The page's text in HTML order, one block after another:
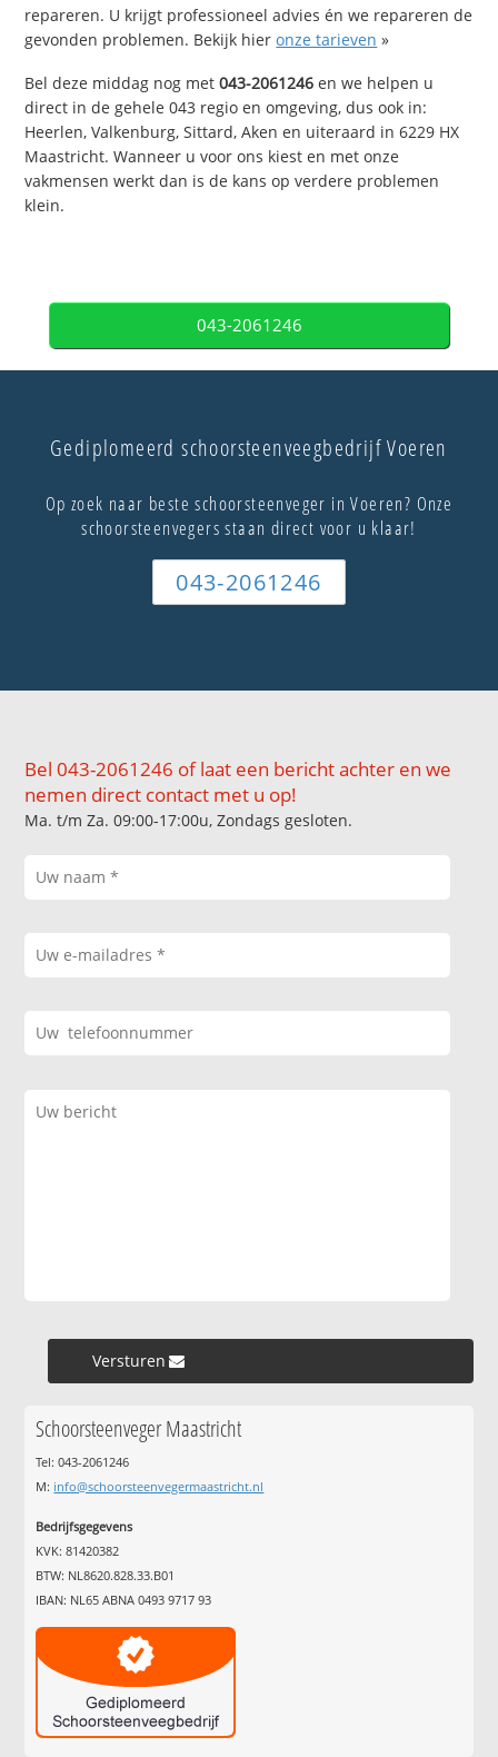
repareren. U krijgt professioneel advies én we repareren de
gevonden problemen. Bekijk hieronze tarieven »
Bel deze middag nog met043-2061246 en we helpen u
direct in de gehele 043 regio en omgeving, dus ook in:
Heerlen, Valkenburg, Sittard, Aken en uiteraard in 6229 HX
Maastricht. Wanneer u voor ons kiest en met onze
vakmensen werkt dan is de kans op verdere problemen
klein.
043-2061246
Gediplomeerd schoorsteenveegbedrijf Voeren
Op zoek naar beste schoorsteenveger in Voeren? Onze
schoorsteenvegers staan direct voor u klaar!
043-2061246
Bel 043-2061246 of laat een bericht achter en we
nemen direct contact met u op!
Ma. t/m Za. 09:00-17:00u, Zondags gesloten.
Versturen »
Schoorsteenveger Maastricht
Tel: 043-2061246
M: info@schoorsteenvegermaastricht.nl
Bedrijfsgegevens
KVK: 81420382
BTW: NL8620.828.33.B01
IBAN: NL65 ABNA 0493 9717 93